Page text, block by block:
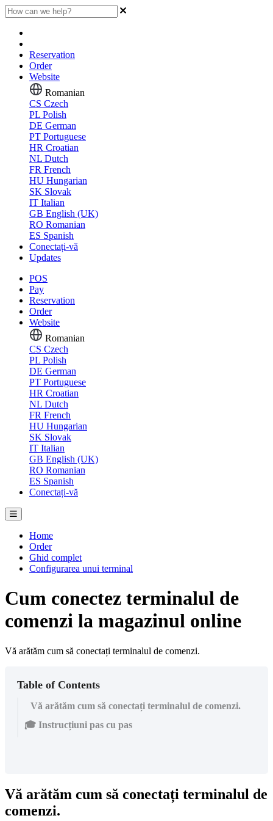
Reservation
Order
Website
Romanian
CS Czech
PL Polish
DE German
PT Portuguese
HR Croatian
NL Dutch
FR French
HU Hungarian
SK Slovak
IT Italian
GB English (UK)
RO Romanian
ES Spanish
Conectați-vă
Updates
POS
Pay
Reservation
Order
Website
Romanian
CS Czech
PL Polish
DE German
PT Portuguese
HR Croatian
NL Dutch
FR French
HU Hungarian
SK Slovak
IT Italian
GB English (UK)
RO Romanian
ES Spanish
Conectați-vă
Home
Order
Ghid complet
Configurarea unui terminal
Cum conectez terminalul de
comenzi la magazinul online
Vă arătăm cum să conectați terminalul de comenzi.
Table of Contents
Vă arătăm cum să conectați terminalul de comenzi.
🎓 Instrucțiuni pas cu pas
Vă arătăm cum să conectați terminalul de
comenzi.